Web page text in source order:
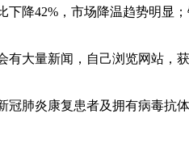
降42%，市场降温趋势明显
大量新闻，自己浏览网站，
肺炎康复患者及拥有病毒